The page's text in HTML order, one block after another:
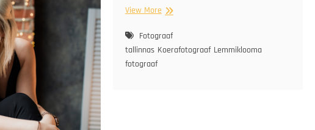
View More Ronaldo
Fotograaf
tallinnas Koerafotograaf Lemmiklooma
fotograaf